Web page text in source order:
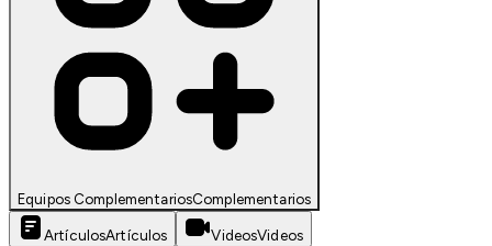
Equipos ComplementariosComplementarios
ArtículosArtículos VideosVideos